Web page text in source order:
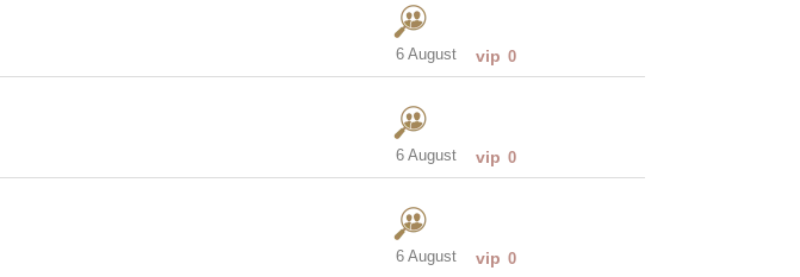
6 August vip 0
6 August vip 0
6 August vip 0